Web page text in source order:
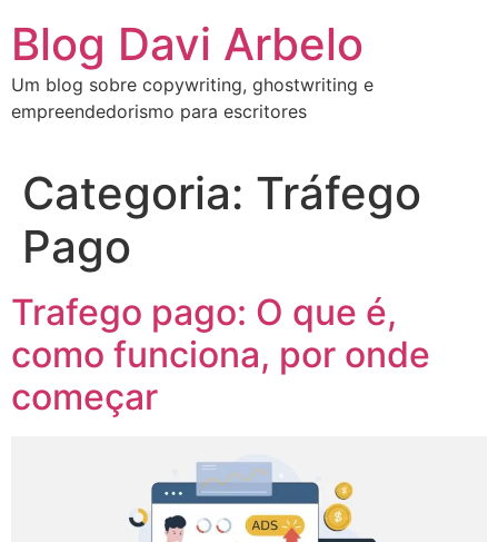
Blog Davi Arbelo
Um blog sobre copywriting, ghostwriting e
empreendedorismo para escritores
Categoria: Tráfego
Pago
Trafego pago: O que é,
como funciona, por onde
começar